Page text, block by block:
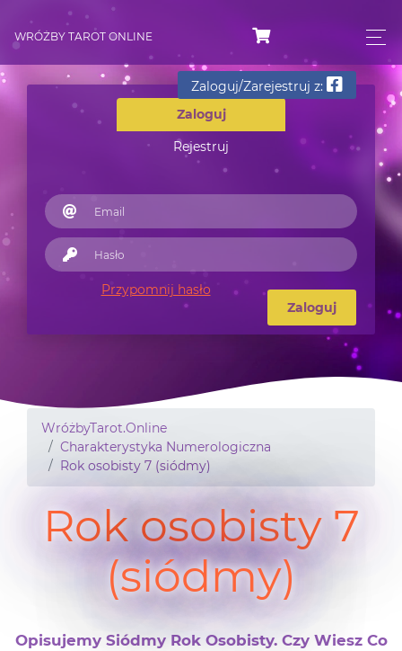
WRÓŻBY TAROT ONLINE
Zaloguj
Rejestruj
Zaloguj/Zarejestruj z:
Przypomnij hasło
Zaloguj
WróżbyTarot.Online
Charakterystyka Numerologiczna
Rok osobisty 7 (siódmy)
Rok osobisty 7
(siódmy)
Opisujemy Siódmy Rok Osobisty. Czy Wiesz Co